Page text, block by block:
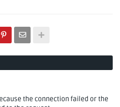
the connection failed or the